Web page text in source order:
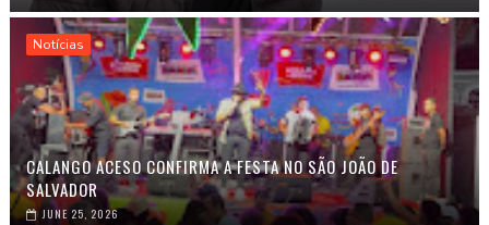
Notícias
CALANGO ACESO CONFIRMA A FESTA NO SÃO JOÃO DE
SALVADOR
JUNE 25, 2026